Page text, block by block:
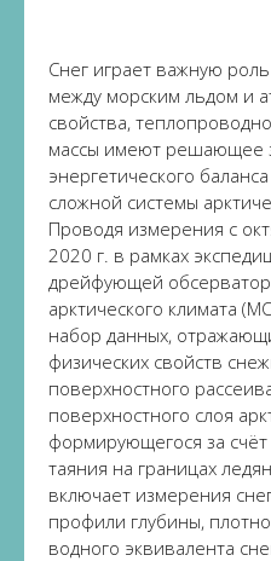
Снег играет важную
между морским льдом и
свойства,
массы имеют решающее
энергетического
сложной системы
Проводя измерения с
2020 г. в рамках
дрейфующей
арктического климата
набор данных,
физических свойств
поверхностного
поверхностного слоя
формирующегося за
таяния на границах
включает измерения
профили глубины,
водного эквивалента